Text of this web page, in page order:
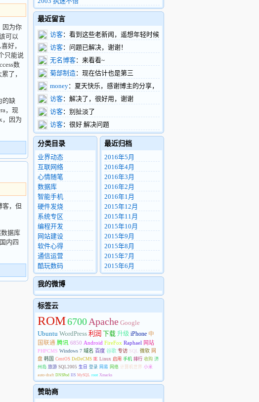
因为你
可以
好，
只能说
数
了，
的缺
，现
，因为
客，但
据库
内四
最近留言
访客：看到这些老新闻，遥想年轻时候
的我，整天扑在富士康车间做验证，真有活
力啊
访客：问题已解决，谢谢！
无名博客：来看看~
菊部制造：现在估计也是第三
money：夏天快乐，感谢博主的分享，
支持了。
访客：解决了，很好用，谢谢
访客：别扯淡了
访客：很好 解决问题
分类目录
业界动态
互联网络
心情随笔
数据库
智能手机
硬件发烧
系统专区
编程开发
网站建设
软件心得
通信运营
酷玩数码
最近归档
2016年5月
2016年4月
2016年3月
2016年2月
2016年1月
2015年12月
2015年11月
2015年10月
2015年9月
2015年8月
2015年7月
2015年6月
我的微博
标签云
ROM6700 Apache Google
Ubuntu WordPress 利润 下载 升级 iPhone 中
国联通 腾讯 6850 Android FireFox Raphael 网站
PHPCMS Windows 7 域名 百度 谷歌 专访 SQL 微软 网
盘 韩国 CentOS DeDeCMS IE Linux 启用 手机 排行 收购 济
州岛 旅游 SQL2005 生日 登录 网易 网络 计算机世界 小米
auto-draft DNSPod IIS MySQL root Xmarks
赞助商